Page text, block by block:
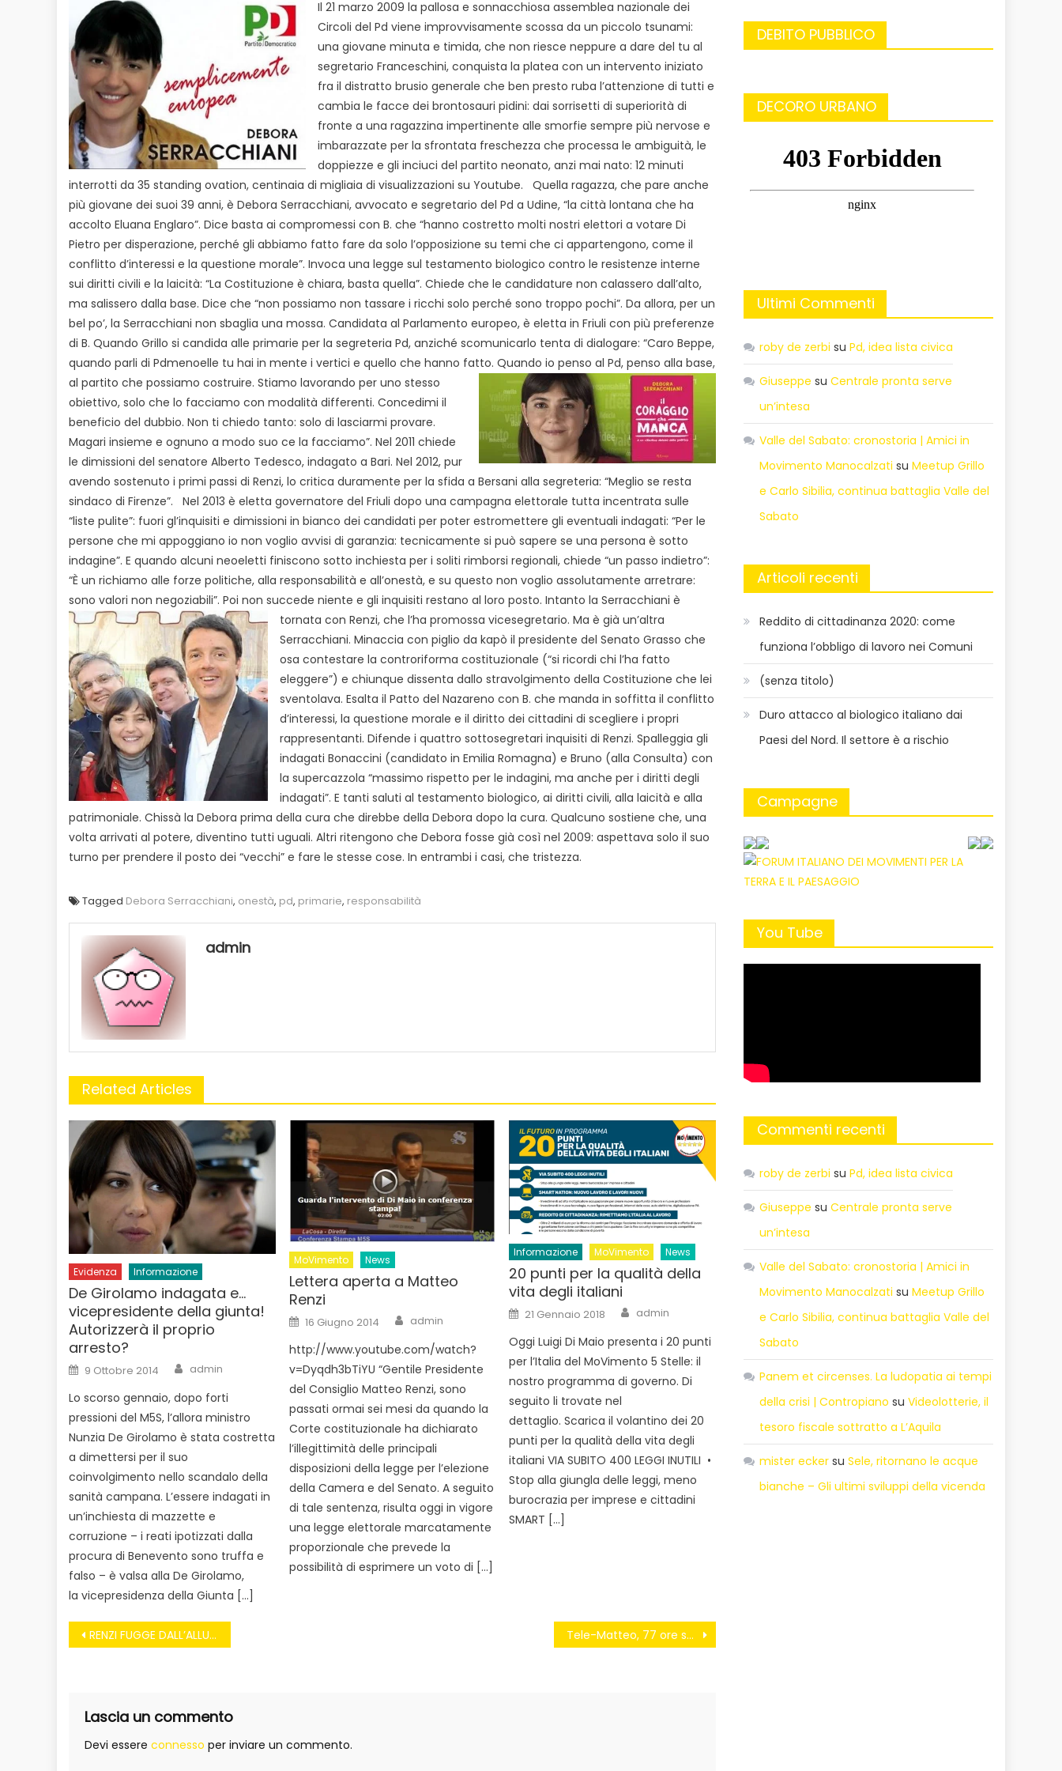
Il 21 marzo 2009 la pallosa e sonnacchiosa assemblea nazionale dei
Circoli del Pd viene improvvisamente scossa da un piccolo tsunami:
una giovane minuta e timida, che non riesce neppure a dare del tu al
segretario Franceschini, conquista la platea con un intervento iniziato
fra il distratto brusio generale che ben presto ruba l’attenzione di tutti e
cambia le facce dei brontosauri pidini: dai sorrisetti di superiorità di
fronte a una ragazzina impertinente alle smorfie sempre più nervose e
imbarazzate per la sfrontata freschezza che processa le ambiguità, le
doppiezze e gli inciuci del partito neonato, anzi mai nato: 12 minuti
interrotti da 35 standing ovation, centinaia di migliaia di visualizzazioni su Youtube.
Quella ragazza, che pare anche
più giovane dei suoi 39 anni, è Debora Serracchiani, avvocato e segretario del Pd a Udine, “la città lontana che ha
accolto Eluana Englaro”. Dice basta ai compromessi con B. che “hanno costretto molti nostri elettori a votare Di
Pietro per disperazione, perché gli abbiamo fatto fare da solo l’opposizione su temi che ci appartengono, come il
conflitto d’interessi e la questione morale”. Invoca una legge sul testamento biologico contro le resistenze interne
sui diritti civili e la laicità: “La Costituzione è chiara, basta quella”. Chiede che le candidature non calassero dall’alto,
ma salissero dalla base. Dice che “non possiamo non tassare i ricchi solo perché sono troppo pochi”. Da allora, per un
bel po’, la Serracchiani non sbaglia una mossa. Candidata al Parlamento europeo, è eletta in Friuli con più preferenze
di B. Quando Grillo si candida alle primarie per la segreteria Pd, anziché scomunicarlo tenta di dialogare: “Caro Beppe,
quando parli di Pdmenoelle tu hai in mente i vertici e quello che hanno fatto. Quando io penso al Pd, penso alla base,
al partito che possiamo costruire. Stiamo lavorando per uno stesso
obiettivo, solo che lo facciamo con modalità differenti. Concedimi il
beneficio del dubbio. Non ti chiedo tanto: solo di lasciarmi provare.
Magari insieme e ognuno a modo suo ce la facciamo”. Nel 2011 chiede
le dimissioni del senatore Alberto Tedesco, indagato a Bari. Nel 2012, pur
avendo sostenuto i primi passi di Renzi, lo critica duramente per la sfida a Bersani alla segreteria: “Meglio se resta
sindaco di Firenze”.
Nel 2013 è eletta governatore del Friuli dopo una campagna elettorale tutta incentrata sulle
“liste pulite”: fuori gl’inquisiti e dimissioni in bianco dei candidati per poter estromettere gli eventuali indagati: “Per le
persone che mi appoggiano io non voglio avvisi di garanzia: tecnicamente si può sapere se una persona è sotto
indagine”. E quando alcuni neoeletti finiscono sotto inchiesta per i soliti rimborsi regionali, chiede “un passo indietro”:
“È un richiamo alle forze politiche, alla responsabilità e all’onestà, e su questo non voglio assolutamente arretrare:
sono valori non negoziabili”. Poi non succede niente e gli inquisiti restano al loro posto. Intanto la Serracchiani è
tornata con Renzi, che l’ha promossa vicesegretario. Ma è già un’altra
Serracchiani. Minaccia con piglio da kapò il presidente del Senato Grasso che
osa contestare la controriforma costituzionale (“si ricordi chi l’ha fatto
eleggere”) e chiunque dissenta dallo stravolgimento della Costituzione che lei
sventolava. Esalta il Patto del Nazareno con B. che manda in soffitta il conflitto
d’interessi, la questione morale e il diritto dei cittadini di scegliere i propri
rappresentanti. Difende i quattro sottosegretari inquisiti di Renzi. Spalleggia gli
indagati Bonaccini (candidato in Emilia Romagna) e Bruno (alla Consulta) con
la supercazzola “massimo rispetto per le indagini, ma anche per i diritti degli
indagati”. E tanti saluti al testamento biologico, ai diritti civili, alla laicità e alla
patrimoniale. Chissà la Debora prima della cura che direbbe della Debora dopo la cura. Qualcuno sostiene che, una
volta arrivati al potere, diventino tutti uguali. Altri ritengono che Debora fosse già così nel 2009: aspettava solo il suo
turno per prendere il posto dei “vecchi” e fare le stesse cose. In entrambi i casi, che tristezza.
Tagged Debora Serracchiani, onestà, pd, primarie, responsabilità
admin
Related Articles
Evidenza Informazione
De Girolamo indagata e…
vicepresidente della giunta!
Autorizzerà il proprio
arresto?
Posted
on
9 Ottobre 2014 Author
admin
Lo scorso gennaio, dopo forti
pressioni del M5S, l’allora ministro
Nunzia De Girolamo è stata costretta
a dimettersi per il suo
coinvolgimento nello scandalo della
sanità campana. L’essere indagati in
un’inchiesta di mazzette e
corruzione – i reati ipotizzati dalla
procura di Benevento sono truffa e
falso – è valsa alla De Girolamo,
la vicepresidenza della Giunta […]
MoVimento News
Lettera aperta a Matteo
Renzi
Posted
on
16 Giugno 2014 Author
admin
http://www.youtube.com/watch?
v=Dyqdh3bTiYU “Gentile Presidente
del Consiglio Matteo Renzi, sono
passati ormai sei mesi da quando la
Corte costituzionale ha dichiarato
l’illegittimità delle principali
disposizioni della legge per l’elezione
della Camera e del Senato. A seguito
di tale sentenza, risulta oggi in vigore
una legge elettorale marcatamente
proporzionale che prevede la
possibilità di esprimere un voto di […]
Informazione MoVimento News
20 punti per la qualità della
vita degli italiani
Posted
on
21 Gennaio 2018 Author
admin
Oggi Luigi Di Maio presenta i 20 punti
per l’Italia del MoVimento 5 Stelle: il
nostro programma di governo. Di
seguito li trovate nel
dettaglio. Scarica il volantino dei 20
punti per la qualità della vita degli
italiani VIA SUBITO 400 LEGGI INUTILI •
Stop alla giungla delle leggi, meno
burocrazia per imprese e cittadini
SMART […]
Navigazione
RENZI FUGGE DALL’ALLUVIONE E FA LO SHOW A 200 CHILOMETRI Tele-Matteo, 77 ore sempre in video
Lascia un commento
Devi essere connesso per inviare un commento.
DEBITO PUBBLICO
DECORO URBANO
Ultimi Commenti
roby de zerbi suPd, idea lista civica
Giuseppe suCentrale pronta serve
un’intesa
Valle del Sabato: cronostoria | Amici in
Movimento Manocalzati suMeetup Grillo
e Carlo Sibilia, continua battaglia Valle del
Sabato
Articoli recenti
Reddito di cittadinanza 2020: come
funziona l’obbligo di lavoro nei Comuni
(senza titolo)
Duro attacco al biologico italiano dai
Paesi del Nord. Il settore è a rischio
Campagne
You Tube
Commenti recenti
roby de zerbi suPd, idea lista civica
Giuseppe suCentrale pronta serve
un’intesa
Valle del Sabato: cronostoria | Amici in
Movimento Manocalzati suMeetup Grillo
e Carlo Sibilia, continua battaglia Valle del
Sabato
Panem et circenses. La ludopatia ai tempi
della crisi | Contropiano suVideolotterie, il
tesoro fiscale sottratto a L’Aquila
mister ecker suSele, ritornano le acque
bianche – Gli ultimi sviluppi della vicenda